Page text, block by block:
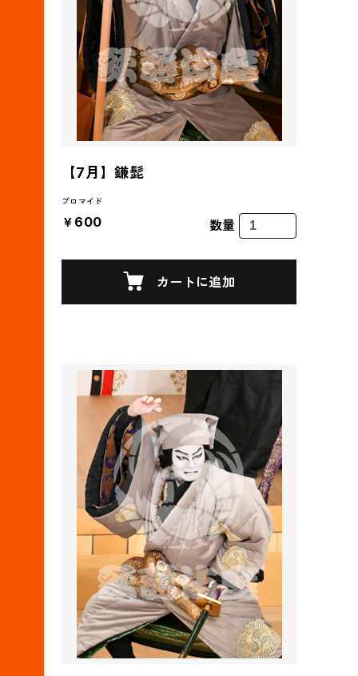
【7月】鎌髭
ブロマイド
￥600 数量
カートに追加